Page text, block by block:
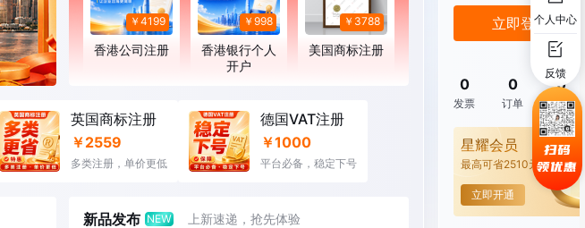
个人中心
反馈
扫码
领优惠
￥4199
香港公司注册
￥998
香港银行个人
开户
￥3788
美国商标注册
英国商标注册
￥2559
多类注册，单价更低
德国VAT注册
￥1000
平台必备，稳定下号
新品发布 上新速递，抢先体验
立即登录/注册
0
发票
0
订单
0
积分
星耀会员
最高可省2510元
立即开通